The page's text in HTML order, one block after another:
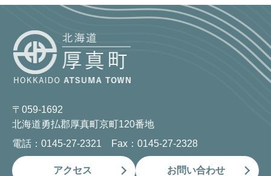
〒059-1692
北海道勇払郡厚真町京町120番地
電話：0145-27-2321 Fax：0145-27-2328
アクセス お問い合わせ